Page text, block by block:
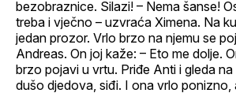
bezobraznice. Silazi! – Nema šanse!
treba i vječno – uzvraća Ximena. Na
jedan prozor. Vrlo brzo na njemu se
Andreas. On joj kaže: – Eto me dolje.
brzo pojavi u vrtu. Priđe Anti i gleda na
dušo djedova, siđi. I ona vrlo ponizno,